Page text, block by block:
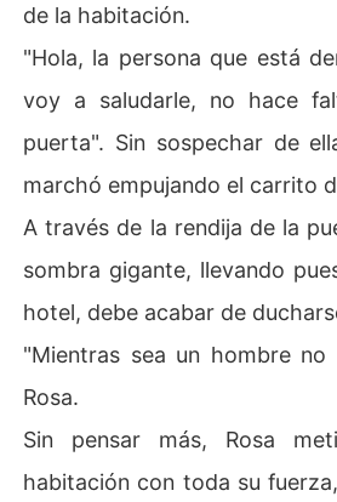
de la habitación.
"Hola, la persona que está
voy a saludarle, no hace
puerta". Sin sospechar de
marchó empujando el carrito
A través de la rendija de la
sombra gigante, llevando
hotel, debe acabar de
"Mientras sea un hombre
Rosa.
Sin pensar más, Rosa
habitación con toda su